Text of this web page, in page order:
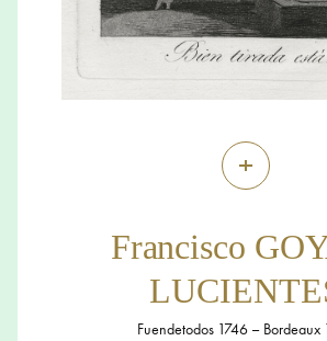
+
Francisco
Fuendetodos 1746 – Bordeaux